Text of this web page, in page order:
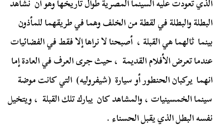
الذي تعودت عليه السينما المصرية طوال تاريخها وهو أن نشاهد
البطلة والبطلة في لقطة من الخلف وهما في طريقهما للمأذون
بينما ثالهما هي القبلة ، أصبحنا لا نراها إلا فقط في الفضائيات
عندما تعرض الأفلام القديمة ، حيث جرى العرف في العادة إما
انهما يركبان الحنطور أو سيارة (شيفروليه) التي كانت موضة
سينما الخمسينيات ، والمشاهد كان يبارك تلك القبلة ، ويتخيل
نفسه البطل الذي يقبل الحسناء .